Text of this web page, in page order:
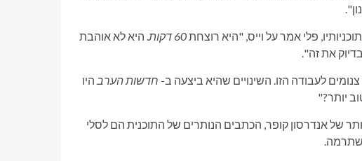
פלי אמר על וייס, "היא רוצחת60 דקות
. היא לא אוהבת
את זה".
לעבודה הזו. השינויים שהיא ביצעה ב- חדשות הערב היו
יותר?"
של אנדרסון קופר, הכתבים הנותרים של התוכנית הם לסלי
שתרמה.